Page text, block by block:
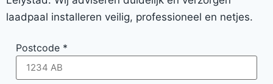
laadpaal installeren veilig, professioneel en netjes.
Postcode *